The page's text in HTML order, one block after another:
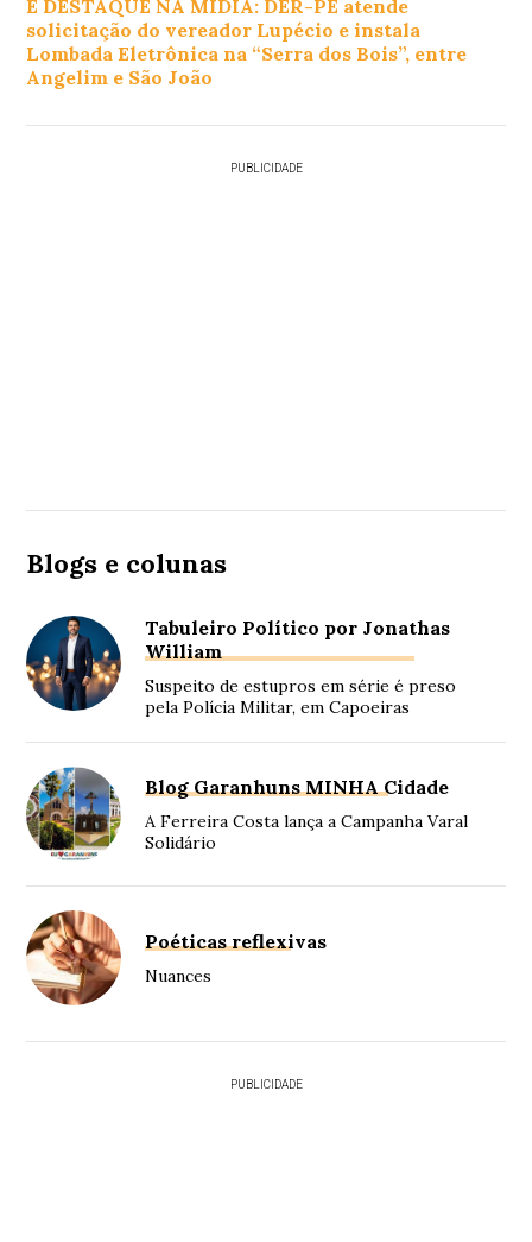
E DESTAQUE NA MÍDIA: DER-PE atende
solicitação do vereador Lupécio e instala
Lombada Eletrônica na “Serra dos Bois”, entre
Angelim e São João
PUBLICIDADE
Blogs e colunas
Tabuleiro Político por Jonathas
William
Suspeito de estupros em série é preso
pela Polícia Militar, em Capoeiras
Blog Garanhuns MINHA Cidade
A Ferreira Costa lança a Campanha Varal
Solidário
Poéticas reflexivas
Nuances
PUBLICIDADE